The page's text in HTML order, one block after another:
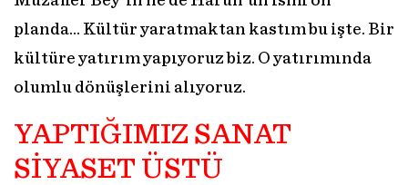
planda… Kültür yaratmaktan kastım bu işte. Bir
kültüre yatırım yapıyoruz biz. O yatırımında
olumlu dönüşlerini alıyoruz.
YAPTIĞIMIZ SANAT
SİYASET ÜSTÜ